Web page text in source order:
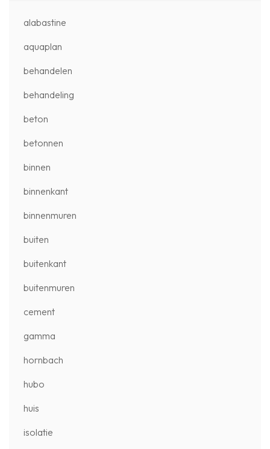
alabastine
aquaplan
behandelen
behandeling
beton
betonnen
binnen
binnenkant
binnenmuren
buiten
buitenkant
buitenmuren
cement
gamma
hornbach
hubo
huis
isolatie